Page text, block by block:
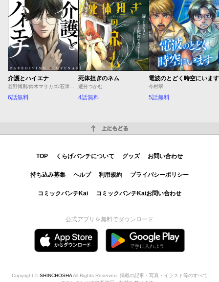
介護とハイエナ
6話無料
死体担ぎのネム
選分つかむ
4話無料
電波のとどく時空にいます
今村翠
5話無料
TOP くらげバンチについて グッズ お問い合わせ
持ち込み募集 ヘルプ 利用規約 プライバシーポリシー
コミックバンチKai コミックバンチKaiお問い合わせ
公式アプリを無料でダウンロード
Copyright © SHINCHOSHAAll Rights Reserved. 掲載の記事・写真・イラスト等のすべて